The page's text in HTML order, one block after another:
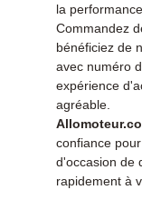
la
Commandez
bénéficiez de
avec numéro
expérience
agréable.
confiance
d'occasion de
rapidement à